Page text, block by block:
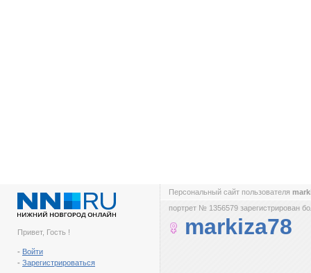
Привет, Гость !
- Войти
- Зарегистрироваться
Персональный сайт пользователя
портрет № 1356579 зарегистрирован
markiza78